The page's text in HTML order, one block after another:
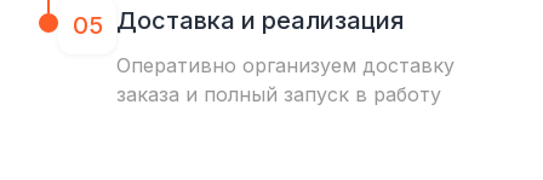
05 Доставка и реализация
Оперативно организуем доставку
заказа и полный запуск в работу